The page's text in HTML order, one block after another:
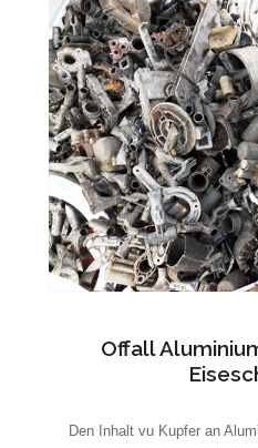
Offall
Den Inhalt vu Kupfer an